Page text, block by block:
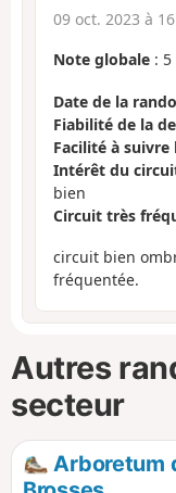
09 oct. 2023 à
Note globale : 5
Date de la
Fiabilité de la
Facilité à
Intérêt du
bien
Circuit très
circuit bien
fréquentée.
Autres
secteur
Arboretum